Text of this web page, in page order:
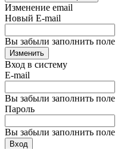
Изменение email
Новый E-mail
Вы забыли заполнить поле
Изменить
Вход в систему
E-mail
Вы забыли заполнить поле
Пароль
Вы забыли заполнить поле
Вход